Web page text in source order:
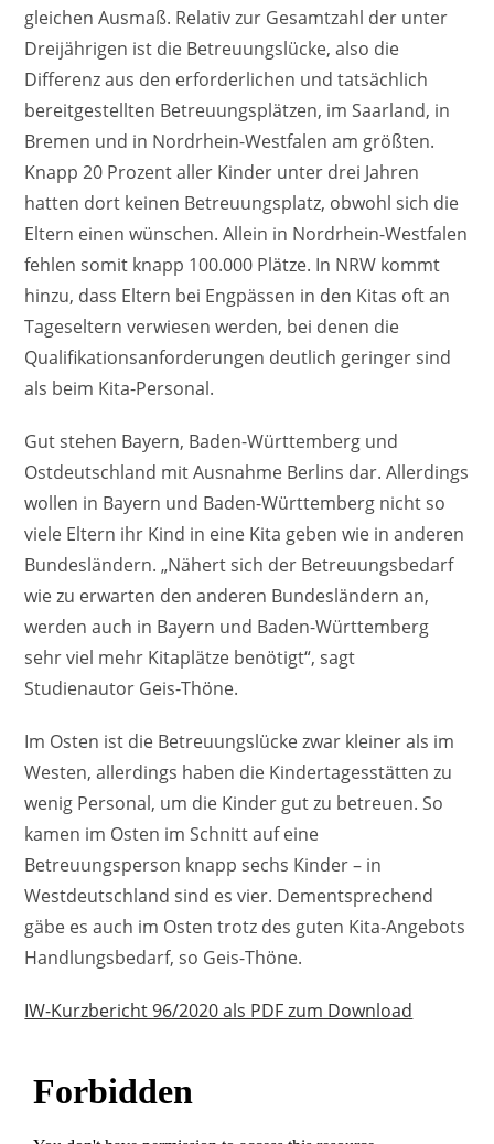
gleichen Ausmaß. Relativ zur Gesamtzahl der unter
Dreijährigen ist die Betreuungslücke, also die
Differenz aus den erforderlichen und tatsächlich
bereitgestellten Betreuungsplätzen, im Saarland, in
Bremen und in Nordrhein-Westfalen am größten.
Knapp 20 Prozent aller Kinder unter drei Jahren
hatten dort keinen Betreuungsplatz, obwohl sich die
Eltern einen wünschen. Allein in Nordrhein-Westfalen
fehlen somit knapp 100.000 Plätze. In NRW kommt
hinzu, dass Eltern bei Engpässen in den Kitas oft an
Tageseltern verwiesen werden, bei denen die
Qualifikationsanforderungen deutlich geringer sind
als beim Kita-Personal.
Gut stehen Bayern, Baden-Württemberg und
Ostdeutschland mit Ausnahme Berlins dar. Allerdings
wollen in Bayern und Baden-Württemberg nicht so
viele Eltern ihr Kind in eine Kita geben wie in anderen
Bundesländern. „Nähert sich der Betreuungsbedarf
wie zu erwarten den anderen Bundesländern an,
werden auch in Bayern und Baden-Württemberg
sehr viel mehr Kitaplätze benötigt“, sagt
Studienautor Geis-Thöne.
Im Osten ist die Betreuungslücke zwar kleiner als im
Westen, allerdings haben die Kindertagesstätten zu
wenig Personal, um die Kinder gut zu betreuen. So
kamen im Osten im Schnitt auf eine
Betreuungsperson knapp sechs Kinder – in
Westdeutschland sind es vier. Dementsprechend
gäbe es auch im Osten trotz des guten Kita-Angebots
Handlungsbedarf, so Geis-Thöne.
IW-Kurzbericht 96/2020 als PDF zum Download